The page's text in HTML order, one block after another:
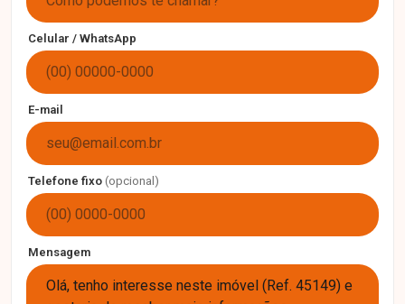
Celular / WhatsApp
E-mail
Telefone fixo (opcional)
Mensagem